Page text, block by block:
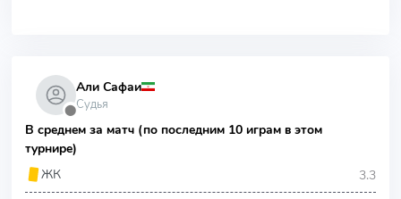
⬤
Али Сафаи
Судья
В среднем за матч (по последним 10 играм в этом
турнире)
ЖК
3.3